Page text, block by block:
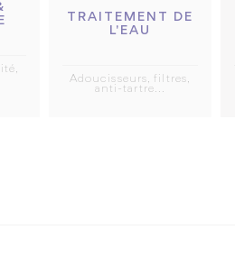
TRAITEMENT DE
L'EAU
Adoucisseurs, filtres,
anti-tartre...